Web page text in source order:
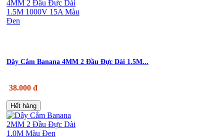
Dây Cắm Banana 4MM 2 Đầu Đực Dài 1.5M...
38.000 đ
Hết hàng